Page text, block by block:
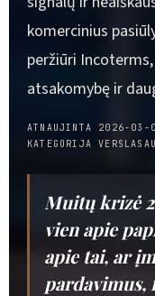
komercinius
peržiūri
atsakomybę ir
ATNAUJINTA 2026-03-
KATEGORIJA VERSLAS
Muitų krizė
vien apie
apie tai, ar
pardavimus,